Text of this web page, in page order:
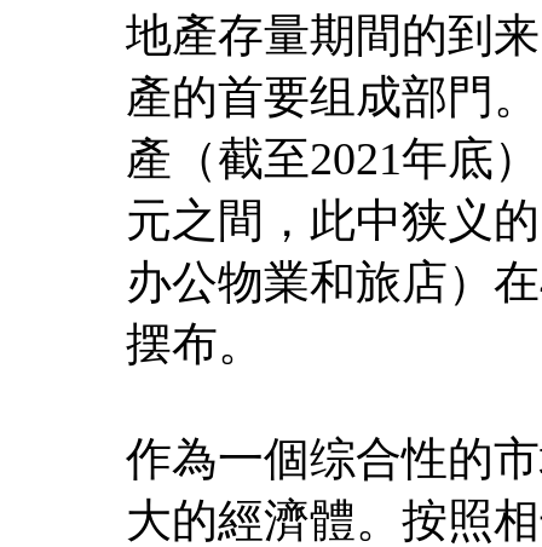
地產存量期間的到
產的首要组成部門
產（截至2021年底
元之間，此中狭义
办公物業和旅店）
摆布。
作為一個综合性的
大的經濟體。按照